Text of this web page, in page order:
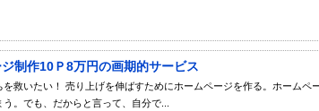
制作10Ｐ8万円の画期的サービス
救いたい！ 売り上げを伸ばすためにホームページを作る。ホームペ
。でも、だからと言って、自分で...